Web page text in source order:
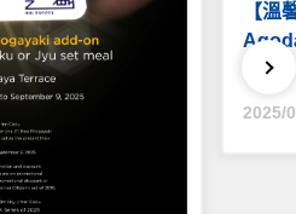
【溫
2025/